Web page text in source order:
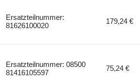
Ersatzteilnummer:
81626100020
179,24 €
Ersatzteilnummer: 08500
81416105597
75,24 €